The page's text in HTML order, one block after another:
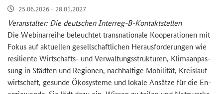
25.06.2026 - 28.01.2027
Ver­an­stal­ter: Die deut­schen Interreg-​B-Kontaktstellen
Die We­bi­nar­rei­he be­leuch­tet trans­na­tio­na­le Ko­ope­ra­tio­nen mit
Fokus auf ak­tu­el­len ge­sell­schaft­li­chen Her­aus­for­de­run­gen wie
re­si­li­en­te Wirtschafts-​ und Ver­wal­tungs­struk­tu­ren, Kli­ma­an­pas­
sung in Städ­ten und Re­gio­nen, nach­hal­ti­ge Mo­bi­li­tät, Kreis­lauf­
wirt­schaft, ge­sun­de Öko­sys­te­me und lo­ka­le An­sät­ze für die En­